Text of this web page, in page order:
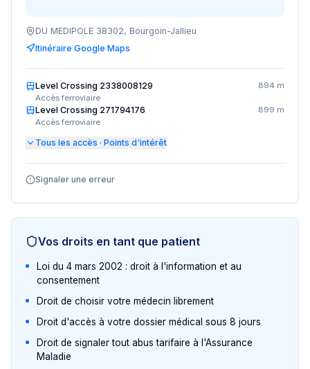
DU MEDIPOLE 38302, Bourgoin-Jallieu
Itinéraire Google Maps
Level Crossing 2338008129
Accès ferroviaire
894 m
Level Crossing 271794176
Accès ferroviaire
899 m
Tous les accès · Points d'intérêt
Signaler une erreur
Vos droits en tant que patient
Loi du 4 mars 2002 : droit à l'information et au
consentement
Droit de choisir votre médecin librement
Droit d'accès à votre dossier médical sous 8 jours
Droit de signaler tout abus tarifaire à l'Assurance
Maladie